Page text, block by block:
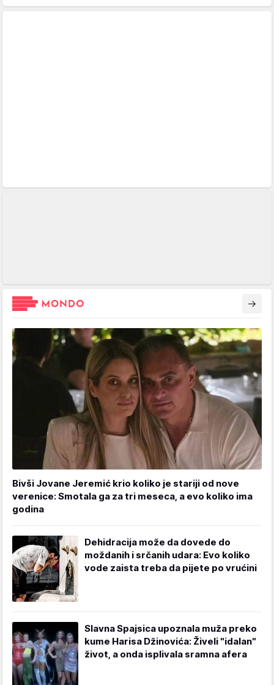
Bivši Jovane Jeremić krio koliko je stariji od nove
verenice: Smotala ga za tri meseca, a evo koliko ima
godina
Dehidracija može da dovede do
moždanih i srčanih udara: Evo koliko
vode zaista treba da pijete po vrućini
Slavna Spajsica upoznala muža preko
kume Harisa Džinovića: Živeli "idalan"
život, a onda isplivala sramna afera